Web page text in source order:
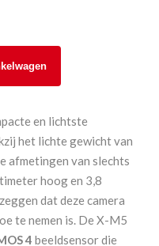
en lichtste
het lichte gewicht van
afmetingen van slechts
hoog en 3,8
dat deze camera
te nemen is. De X-M5
4 beeldsensor die